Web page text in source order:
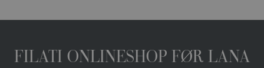
FILATI ONLINESHOP FØR LANA